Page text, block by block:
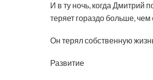
И в ту ночь, когда Дмитрий
теряет гораздо больше, чем
Он терял собственную
Развитие